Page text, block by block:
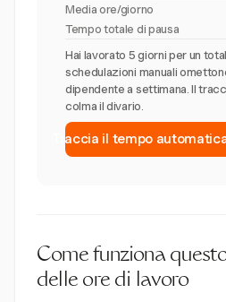
Media ore/giorno
Tempo totale di pausa
Hai lavorato 5 giorni per un
schedulazioni manuali
dipendente a settimana. Il
colma il divario.
Traccia il tempo
Come funziona
delle ore di lavoro